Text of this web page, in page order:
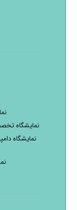
نمایشگاه